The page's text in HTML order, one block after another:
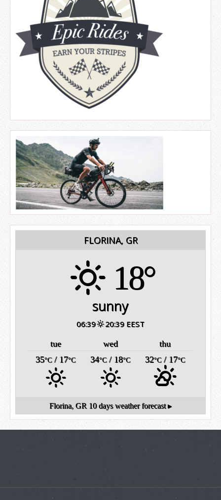
FLORINA, GR
18°
sunny
06:39 20:39 EEST
tue wed
thu
35°C/ 17°C 34°C/ 18°C 32°C/ 17°C
Florina, GR 10 days weather forecast ▸